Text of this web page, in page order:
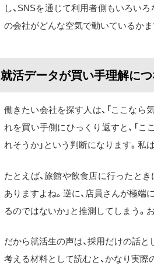
し、SNSを通じて利用者側もいろい
の会社がどんな空気で動いているかま
就活データが買い手理解に
働きたい会社を探す人は、「ここなら
れを買い手側にひっくり返すと、「
れそうか」という判断になります。私
たとえば、旅館や飲食店に行ったと
ありますよね。逆に、店員さんが極端
るのではないか」と推測してしまう。
だから就活生の声は、採用だけの話
考える材料として読むと、かなり実際